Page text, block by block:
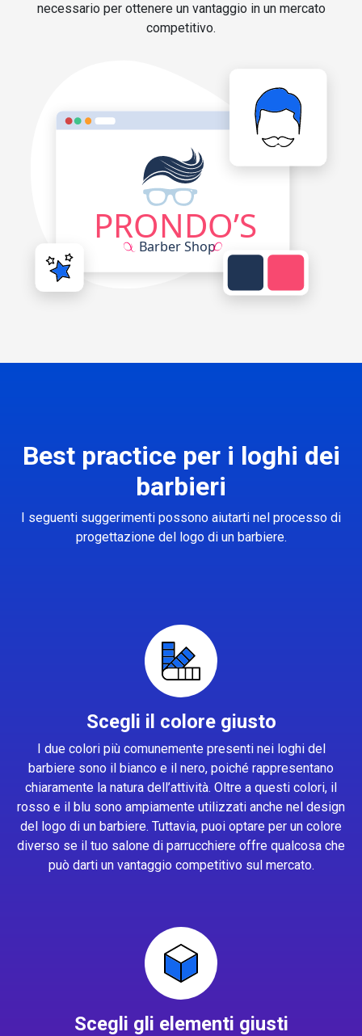
necessario per ottenere un vantaggio in un mercato
competitivo.
Best practice per i loghi dei
barbieri
I seguenti suggerimenti possono aiutarti nel processo di
progettazione del logo di un barbiere.
Scegli il colore giusto
I due colori più comunemente presenti nei loghi del
barbiere sono il bianco e il nero, poiché rappresentano
chiaramente la natura dell’attività. Oltre a questi colori, il
rosso e il blu sono ampiamente utilizzati anche nel design
del logo di un barbiere. Tuttavia, puoi optare per un colore
diverso se il tuo salone di parrucchiere offre qualcosa che
può darti un vantaggio competitivo sul mercato.
Scegli gli elementi giusti